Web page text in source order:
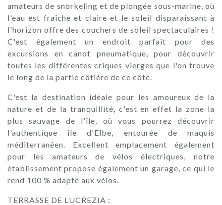
amateurs de snorkeling et de plongée sous-marine, où
l'eau est fraîche et claire et le soleil disparaissant à
l'horizon offre des couchers de soleil spectaculaires !
C'est également un endroit parfait pour des
excursions en canot pneumatique, pour découvrir
toutes les différentes criques vierges que l'on trouve
le long de la partie côtière de ce côté.
C'est la destination idéale pour les amoureux de la
nature et de la tranquillité, c'est en effet la zone la
plus sauvage de l'île, où vous pourrez découvrir
l'authentique île d'Elbe, entourée de maquis
méditerranéen. Excellent emplacement également
pour les amateurs de vélos électriques, notre
établissement propose également un garage, ce qui le
rend 100 % adapté aux vélos.
TERRASSE DE LUCREZIA :